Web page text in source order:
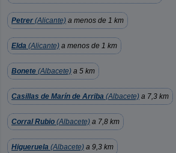
Petrer (Alicante) a menos de 1 km
Elda (Alicante) a menos de 1 km
Bonete (Albacete) a 5 km
Casillas de Marín de Arriba (Albacete) a 7,3 km
Corral Rubio (Albacete) a 7,8 km
Higueruela (Albacete) a 9,3 km